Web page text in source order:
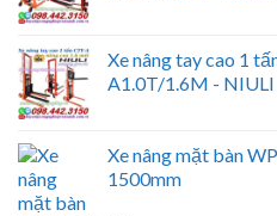
Xe nâng tay cao 1
A1.0T/1.6M - NIULI
Xe nâng mặt bàn
1500mm